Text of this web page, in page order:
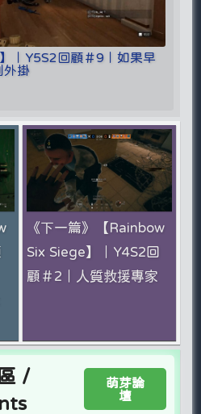
｜Y5S2回顧＃9｜如果早
外掛
《下一篇》【Rainbow
Six Siege】｜Y4S2回
顧＃2｜人質救援專家
/
萌芽論
壇